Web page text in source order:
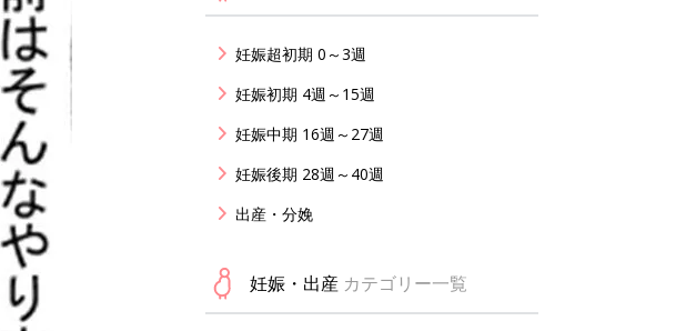
妊娠超初期 0～3週
妊娠初期 4週～15週
妊娠中期 16週～27週
妊娠後期 28週～40週
出産・分娩
妊娠・出産 カテゴリー一覧